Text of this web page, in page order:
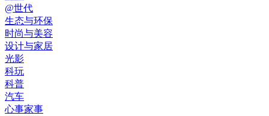
@世代
生态与环保
时尚与美容
设计与家居
光影
科玩
科普
汽车
心事家事